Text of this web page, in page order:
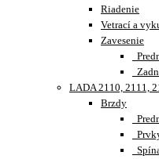
Riadenie
Vetrací a
Zavesenie
LADA 2110, 2111,
Brzdy